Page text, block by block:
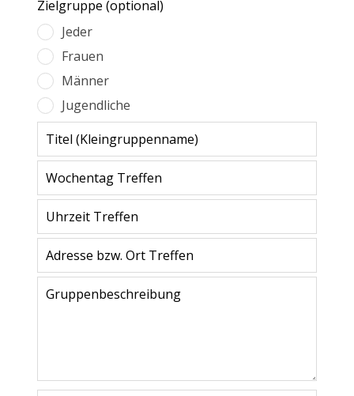
Zielgruppe (optional)
Jeder
Frauen
Männer
Jugendliche